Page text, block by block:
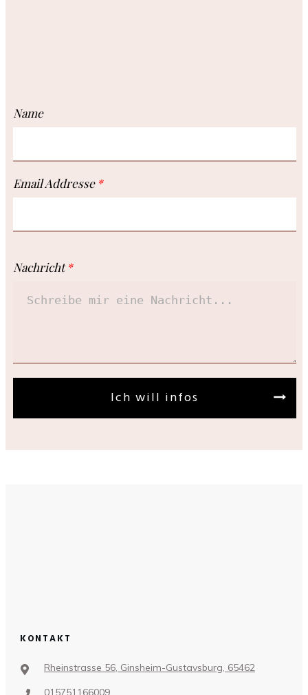
Name
Email Addresse
Nachricht
Ich will infos
KONTAKT
Rheinstrasse 56, Ginsheim-Gustavsburg, 65462
015751166009